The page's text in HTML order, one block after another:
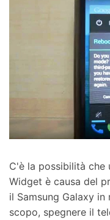
C'è la possibilità che
Widget è causa del
il Samsung Galaxy
scopo, spegnere il